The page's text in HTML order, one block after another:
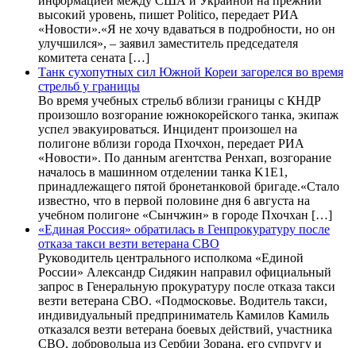
высокий уровень, пишет Politico, передает РИА
«Новости».«Я не хочу вдаваться в подробности, но он
улучшился», – заявил заместитель председателя
комитета сената […]
Танк сухопутных сил Южной Кореи загорелся во время
стрельб у границы
Во время учебных стрельб вблизи границы с КНДР
произошло возгорание южнокорейского танка, экипаж
успел эвакуироваться. Инцидент произошел на
полигоне вблизи города Пхочхон, передает РИА
«Новости». По данным агентства Ренхап, возгорание
началось в машинном отделении танка K1E1,
принадлежащего пятой бронетанковой бригаде.«Стало
известно, что в первой половине дня 6 августа на
учебном полигоне «Сынчжин» в городе Пхочхан […]
«Единая Россия» обратилась в Генпрокуратуру после
отказа такси везти ветерана СВО
Руководитель центрального исполкома «Единой
России» Александр Сидякин направил официальный
запрос в Генеральную прокуратуру после отказа такси
везти ветерана СВО. «Подмосковье. Водитель такси,
индивидуальный предприниматель Камилов Камиль
отказался везти ветерана боевых действий, участника
СВО, добровольца из Сербии Зорана, его супругу и